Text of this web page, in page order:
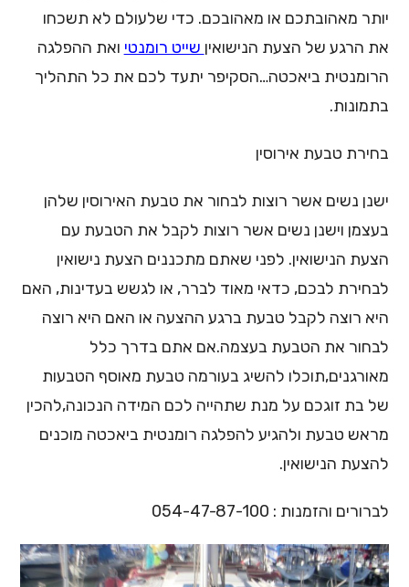
יותר מאהובתכם או מאהובכם. כדי שלעולם לא תשכחו
את הרגע של הצעת הנישואין שייט רומנטי ואת ההפלגה
הרומנטית ביאכטה…הסקיפר יתעד לכם את כל התהליך
בתמונות.
בחירת טבעת אירוסין
ישנן נשים אשר רוצות לבחור את טבעת האירוסין שלהן
בעצמן וישנן נשים אשר רוצות לקבל את הטבעת עם
הצעת הנישואין. לפני שאתם מתכננים הצעת נישואין
לבחירת לבכם, כדאי מאוד לברר, או לגשש בעדינות, האם
היא רוצה לקבל טבעת ברגע ההצעה או האם היא רוצה
לבחור את הטבעת בעצמה.אם אתם בדרך כלל
מאורגנים,תוכלו להשיג בעורמה טבעת מאוסף הטבעות
של בת זוגכם על מנת שתהייה לכם המידה הנכונה,להכין
מראש טבעת ולהגיע להפלגה רומנטית ביאכטה מוכנים
להצעת הנישואין.
לברורים והזמנות : 054-47-87-100